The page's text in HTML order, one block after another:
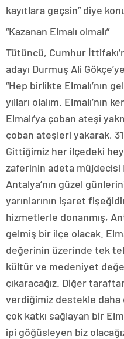
kayıtlara geçsin” diye
“Kazanan Elmalı olmalı”
Tütüncü, Cumhur
adayı Durmuş Ali
“Hep birlikte Elmalı’nın
yılları olalım. Elmalı’nın
Elmalı’ya çoban ateşi
çoban ateşleri yakarak,
Gittiğimiz her ilçedeki
zaferinin adeta müjdecisi
Antalya’nın güzel
yarınlarının işaret
hizmetlerle donanmış,
gelmiş bir ilçe olacak.
değerinin üzerinde tek
kültür ve medeniyet
çıkaracağız. Diğer
verdiğimiz destekle
çok katkı sağlayan bir
ipi göğüsleyen biz